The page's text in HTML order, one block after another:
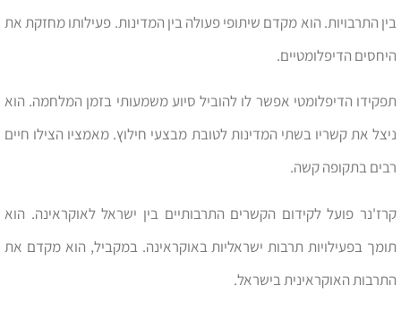
בין התרבויות. הוא מקדם שיתופי פעולה בין המדינות. פעילותו מחזקת את
היחסים הדיפלומטיים.
תפקידו הדיפלומטי אפשר לו להוביל סיוע משמעותי בזמן המלחמה. הוא
ניצל את קשריו בשתי המדינות לטובת מבצעי חילוץ. מאמציו הצילו חיים
רבים בתקופה קשה.
קרז'נר פועל לקידום הקשרים התרבותיים בין ישראל לאוקראינה. הוא
תומך בפעילויות תרבות ישראליות באוקראינה. במקביל, הוא מקדם את
התרבות האוקראינית בישראל.